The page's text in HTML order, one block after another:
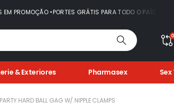
GRÁTIS PARA TODO O PAÍS • ARTIGOS EM
& Exteriores Pharmasex
HARD BALL GAG W/ NIPPLE CLAMPS